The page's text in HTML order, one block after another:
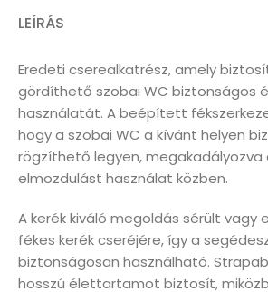
LEÍRÁS
Eredeti cserealkatrész, amely
gördíthető szobai WC biztonságos
használatát. A beépített
hogy a szobai WC a kívánt helyen
rögzíthető legyen, megakadályozva
elmozdulást használat közben.
A kerék kiváló megoldás sérült vagy
fékes kerék cseréjére, így a
biztonságosan használható.
hosszú élettartamot biztosít,